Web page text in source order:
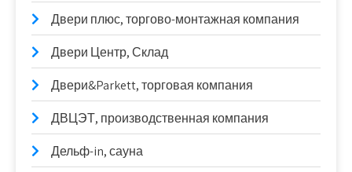
Двери плюс, торгово-монтажная компания
Двери Центр, Склад
Двери&Parkett, торговая компания
ДВЦЭТ, производственная компания
Дельф-in, сауна